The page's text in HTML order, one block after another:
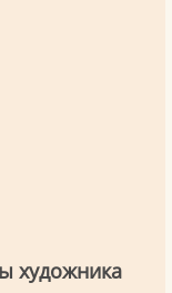
художника